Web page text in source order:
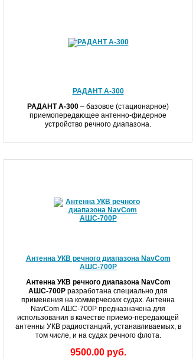
РАДАНТ А-300
РАДАНТ А-300 – базовое (стационарное)
приемопередающее антенно-фидерное
устройство речного диапазона.
Антенна УКВ речного диапазона NavCom
АШС-700Р
Антенна УКВ речного диапазона NavCom
АШС-700Р разработана специально для
применения на коммерческих судах. Антенна
NavCom АШС-700Р предназначена для
использования в качестве приемо-передающей
антенны УКВ радиостанций, устанавливаемых, в
том числе, и на судах речного флота.
9500.00 руб.